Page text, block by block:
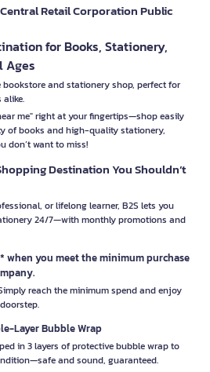
Retail Corporation Public
for Books, Stationery,
Ages
and stationery shop, perfect for
alike.
me" right at your fingertips—shop easily
of books and high-quality stationery,
don’t want to miss!
Destination You Shouldn’t
or lifelong learner, B2S lets you
24/7—with monthly promotions and
when you meet the minimum purchase
reach the minimum spend and enjoy
Layer Bubble Wrap
in 3 layers of protective bubble wrap to
and sound, guaranteed.